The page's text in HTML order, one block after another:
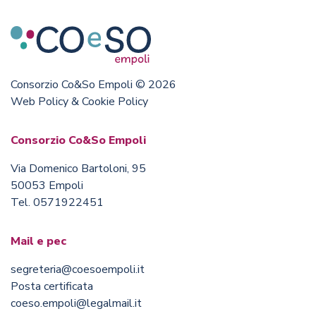
Consorzio Co&So Empoli © 2026
Web Policy & Cookie Policy
Consorzio Co&So Empoli
Via Domenico Bartoloni, 95
50053 Empoli
Tel. 0571922451
Mail e pec
segreteria@coesoempoli.it
Posta certificata
coeso.empoli@legalmail.it